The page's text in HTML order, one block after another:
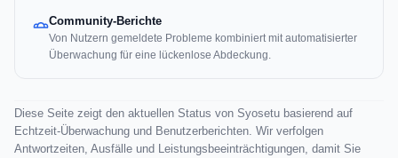
Community-Berichte
Von Nutzern gemeldete Probleme kombiniert mit automatisierter
Überwachung für eine lückenlose Abdeckung.
Diese Seite zeigt den aktuellen Status von Syosetu basierend auf
Echtzeit-Überwachung und Benutzerberichten. Wir verfolgen
Antwortzeiten, Ausfälle und Leistungsbeeinträchtigungen, damit Sie